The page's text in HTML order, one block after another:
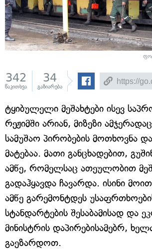
342
წაკითხვა
34
გაზიარება
ტყიბულელი მეშახტები ისევ
რეჟიმში არიან, მიზეზი
სამუშაო პირობების მოთხოვნა
მატებაა. მათი განცხადებით,
ამწე, რომელსაც ათეულობით
გადაჰყავდა ჩავარდა. ისინი
ამწე გარემონტდეს
სტანდარტების შესაბამისად და
მინისტრის დაპირებისამებრ,
გაეზარდოთ.